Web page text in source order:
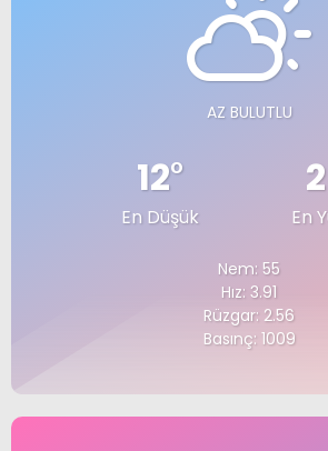
AZ BULUTLU
12°
En Düşük En
Nem: 55
Hız: 3.91
Rüzgar: 2.56
Basınç: 1009